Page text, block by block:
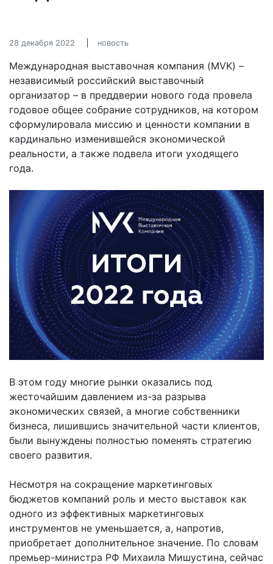
28 декабря 2022 новость
Международная выставочная компания (MVK) –
независимый российский выставочный
организатор – в преддверии нового года провела
годовое общее собрание сотрудников, на котором
сформулировала миссию и ценности компании в
кардинально изменившейся экономической
реальности, а также подвела итоги уходящего
года.
В этом году многие рынки оказались под
жесточайшим давлением из-за разрыва
экономических связей, а многие собственники
бизнеса, лишившись значительной части клиентов,
были вынуждены полностью поменять стратегию
своего развития.
Несмотря на сокращение маркетинговых
бюджетов компаний роль и место выставок как
одного из эффективных маркетинговых
инструментов не уменьшается, а, напротив,
приобретает дополнительное значение. По словам
премьер-министра РФ Михаила Мишустина, сейчас